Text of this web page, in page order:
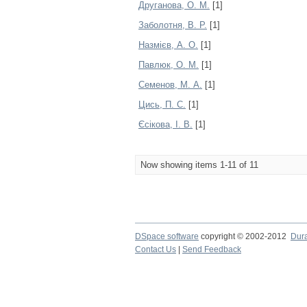
Друганова, О. М. [1]
Заболотня, В. Р. [1]
Назмієв, А. О. [1]
Павлюк, О. М. [1]
Семенов, М. А. [1]
Цись, П. С. [1]
Єсікова, І. В. [1]
Now showing items 1-11 of 11
DSpace software copyright © 2002-2012
Contact Us
Send Feedback